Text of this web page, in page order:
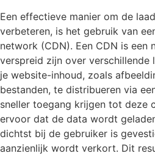
Een effectieve manier om de
verbeteren, is het gebruik van
network (CDN). Een CDN is een
verspreid zijn over
je website-inhoud, zoals
bestanden, te distribueren via
sneller toegang krijgen tot deze
ervoor dat de data wordt
dichtst bij de gebruiker is
aanzienlijk wordt verkort. Dit